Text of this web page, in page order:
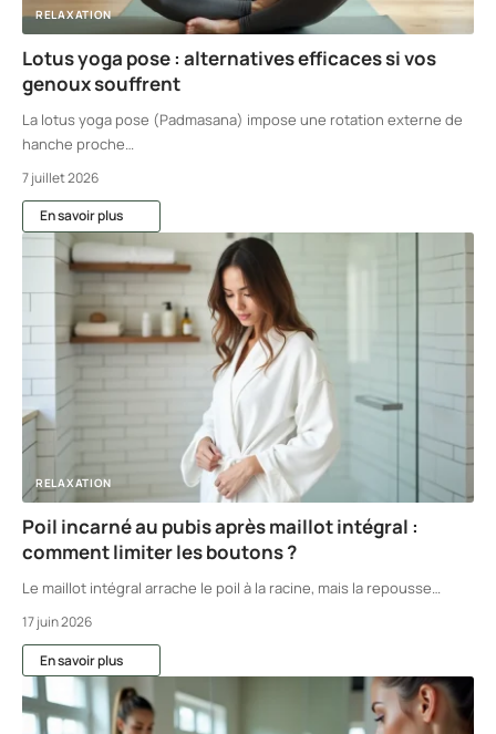
RELAXATION
Lotus yoga pose : alternatives efficaces si vos
genoux souffrent
La lotus yoga pose (Padmasana) impose une rotation externe de
hanche proche…
7 juillet 2026
En savoir plus
RELAXATION
Poil incarné au pubis après maillot intégral :
comment limiter les boutons ?
Le maillot intégral arrache le poil à la racine, mais la repousse…
17 juin 2026
En savoir plus